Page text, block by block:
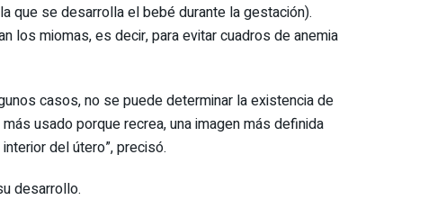
que se desarrolla el bebé durante la gestación).
los miomas, es decir, para evitar cuadros de anemia
casos, no se puede determinar la existencia de
usado porque recrea, una imagen más definida
del útero”, precisó.
desarrollo.